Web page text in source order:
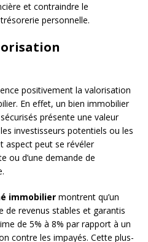
et contraindre le
personnelle.
positivement la valorisation
En effet, un bien immobilier
présente une valeur
investisseurs potentiels ou les
aspect peut se révéler
ou d’une demande de
immobilier montrent qu’un
de revenus stables et garantis
de 5% à 8% par rapport à un
contre les impayés. Cette plus-